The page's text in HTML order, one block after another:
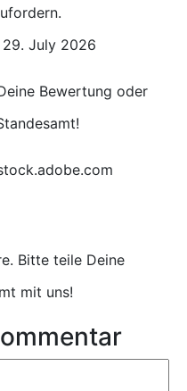
July 2026
Bewertung oder
Bitte teile Deine
mit uns!